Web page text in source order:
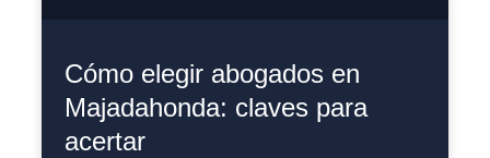
Cómo elegir abogados en
Majadahonda: claves para
acertar